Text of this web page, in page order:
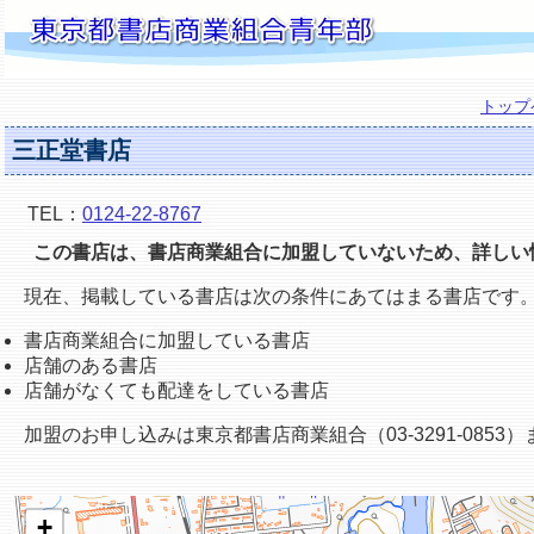
トッ
三正堂書店
TEL： 0124-22-8767
この書店は、書店商業組合に加盟していないため、詳し
現在、掲載している書店は次の条件にあてはまる書店です
書店商業組合に加盟している書店
店舗のある書店
店舗がなくても配達をしている書店
加盟のお申し込みは東京都書店商業組合（03-3291-0853）
+